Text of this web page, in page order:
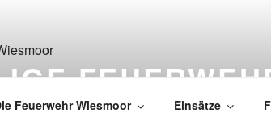
Feuerwehr Wiesmoor Einsätze